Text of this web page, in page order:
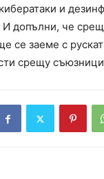
и
допълни, че
се заеме с
срещу